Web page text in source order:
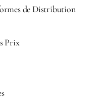
de Distribution
Prix